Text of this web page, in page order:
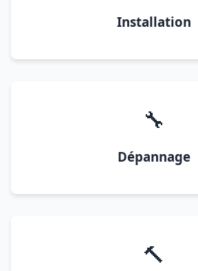
Installation
🔧
Dépannage
🔨